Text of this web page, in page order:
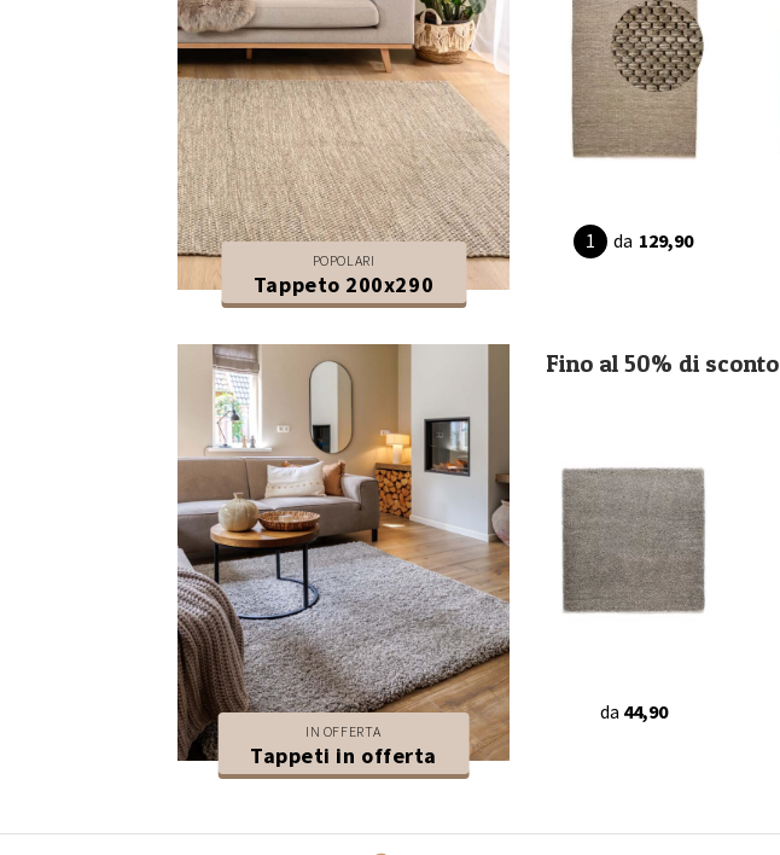
POPOLARI
Tappeto 200x290
da 129,90
IN OFFERTA
Tappeti in offerta
Fino al 50% di sconto
da 44,90